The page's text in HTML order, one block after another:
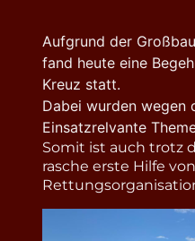
Aufgrund der
fand heute eine
Kreuz statt.
Dabei wurden wegen
Einsatzrelvante
Somit ist auch trotz
rasche erste Hilfe